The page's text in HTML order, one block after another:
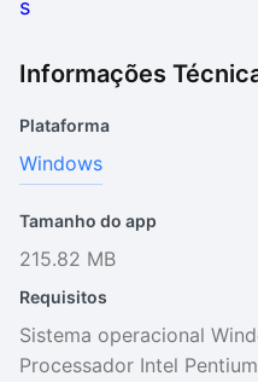
Informações
Plataforma
Windows
Tamanho do app
215.82 MB
Requisitos
Sistema operacional
Processador Intel